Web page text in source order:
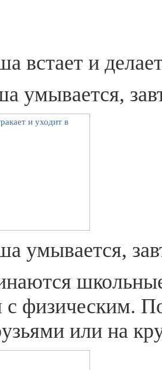
вста­ет и
умы­ва­ет­ся,
умы­ва­ет­ся,
с фи­зи­че­ским.
или на